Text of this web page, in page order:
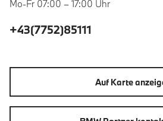
Mo-Fr 07:00 – 17:00 Uhr
+43(7752)85111
Auf Karte